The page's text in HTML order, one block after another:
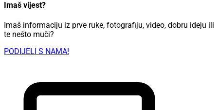
Imaš vijest?
Imaš informaciju iz prve ruke, fotografiju, video, dobru ideju ili
te nešto muči?
PODIJELI S NAMA!